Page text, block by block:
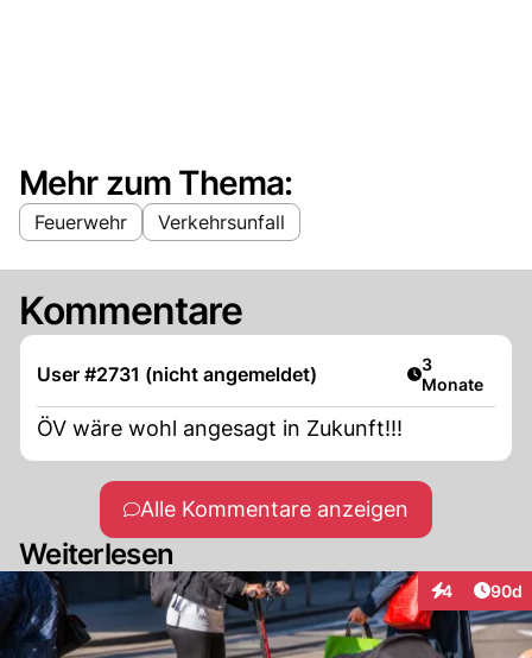
Mehr zum Thema:
Feuerwehr Verkehrsunfall
Kommentare
User #2731 (nicht angemeldet) Artikel
3
Monate
ÖV wäre wohl angesagt in Zukunft!!!
Alle Kommentare anzeigen
Weiterlesen
4
Interaktionen
90d